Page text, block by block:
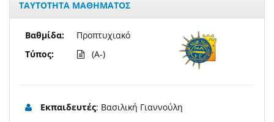
ΤΑΥΤΟΤΗΤΑ ΜΑΘΗΜΑΤΟΣ
Βαθμίδα:
Τύπος:
Προπτυχιακό
(A-)
Εκπαιδευτές: Βασιλική Γιαννούλη